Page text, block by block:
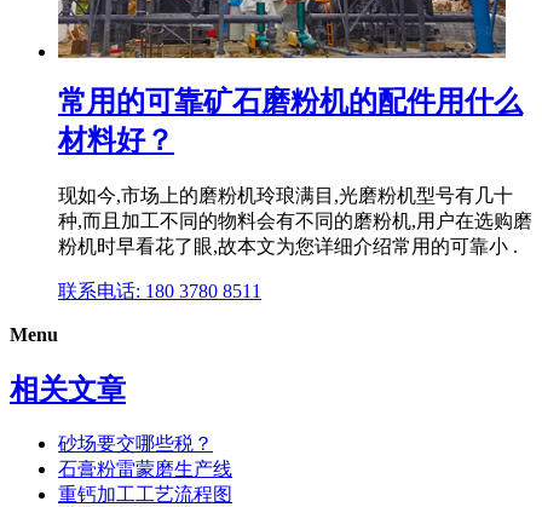
常用的可靠矿石磨粉机的配件用什么
材料好？
现如今,市场上的磨粉机玲琅满目,光磨粉机型号有几十
种,而且加工不同的物料会有不同的磨粉机,用户在选购磨
粉机时早看花了眼,故本文为您详细介绍常用的可靠小 .
联系电话: 180 3780 8511
Menu
相关文章
砂场要交哪些税？
石膏粉雷蒙磨生产线
重钙加工工艺流程图